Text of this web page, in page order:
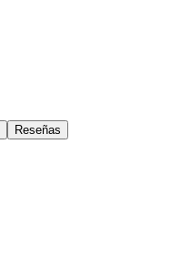
Reseñas